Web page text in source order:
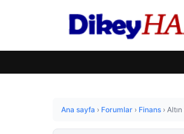
Ana sayfa › Forumlar › Finans ›